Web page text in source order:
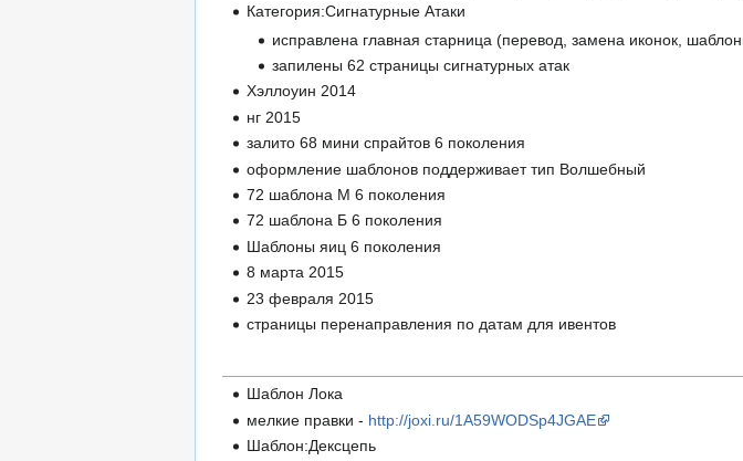
Категория:Сигнатурные Атаки
исправлена главная старница (перевод, замена иконок,
запилены 62 страницы сигнатурных атак
Хэллоуин 2014
нг 2015
залито 68 мини спрайтов 6 поколения
оформление шаблонов поддерживает тип Волшебный
72 шаблона М 6 поколения
72 шаблона Б 6 поколения
Шаблоны яиц 6 поколения
8 марта 2015
23 февраля 2015
страницы перенаправления по датам для ивентов
Шаблон Лока
мелкие правки - http://joxi.ru/1A59WODSp4JGAE
Шаблон:Дексцепь